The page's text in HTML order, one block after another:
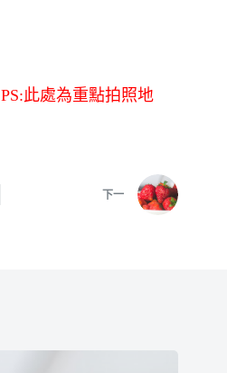
PS:此處為重點拍照地
下一